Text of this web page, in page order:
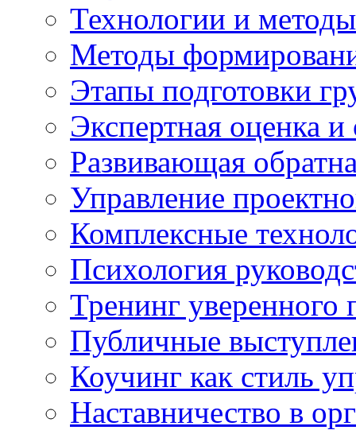
Технологии и
Методы
Этапы подготовки
Экспертная оценка
Развивающая
Управление
Комплексные
Психология
Тренинг уверенного
Публичные
Коучинг как стиль
Наставничество в